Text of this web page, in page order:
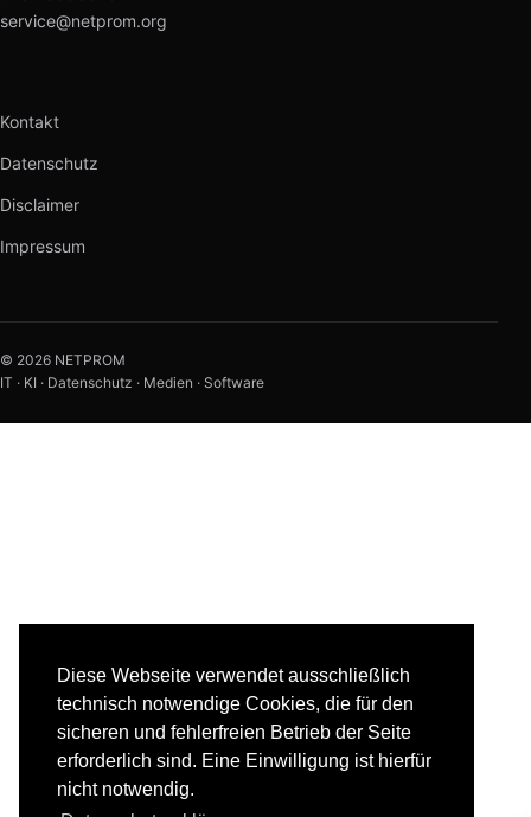
Diese Webseite verwendet ausschließlich
technisch notwendige Cookies, die für den
sicheren und fehlerfreien Betrieb der Seite
erforderlich sind. Eine Einwilligung ist hierfür
nicht notwendig.
service@netprom.org
Kontakt
Datenschutz
Disclaimer
Impressum
© 2026 NETPROM
IT · KI · Datenschutz · Medien · Software